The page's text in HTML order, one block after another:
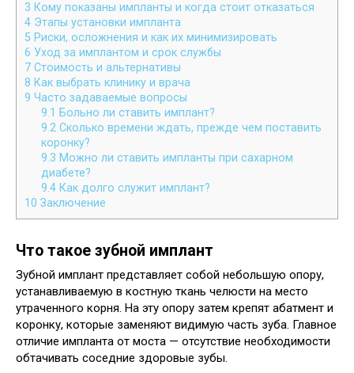
3 Кому показаны импланты и когда стоит отказаться
4 Этапы установки импланта
5 Риски, осложнения и как их минимизировать
6 Уход за имплантом и срок службы
7 Стоимость и альтернативы
8 Как выбрать клинику и врача
9 Часто задаваемые вопросы
9.1
Больно ли ставить имплант?
9.2 Сколько времени ждать, прежде чем поставить
коронку?
9.3 Можно ли ставить импланты при сахарном
диабете?
9.4 Как долго служит имплант?
10 Заключение
Что такое зубной имплант
Зубной имплант представляет собой небольшую опору,
устанавливаемую в костную ткань челюсти на место
утраченного корня. На эту опору затем крепят абатмент и
коронку, которые заменяют видимую часть зуба. Главное
отличие импланта от моста — отсутствие необходимости
обтачивать соседние здоровые зубы.